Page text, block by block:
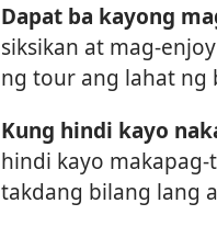
Dapat ba kayong
siksikan at mag-
ng tour ang lahat ng
Kung hindi kayo
hindi kayo
takdang bilang lang